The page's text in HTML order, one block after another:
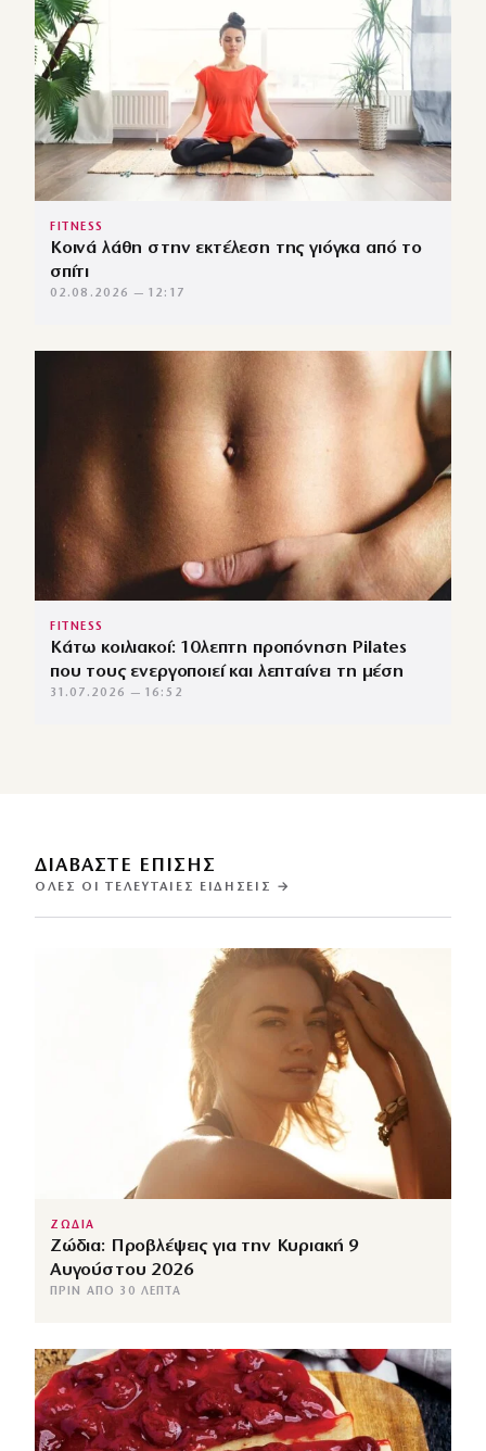
FITNESS
Κοινά λάθη στην εκτέλεση της γιόγκα από το
σπίτι
02.08.2026 — 12:17
FITNESS
Κάτω κοιλιακοί: 10λεπτη προπόνηση Pilates
που τους ενεργοποιεί και λεπταίνει τη μέση
31.07.2026 — 16:52
ΔΙΑΒΑΣΤΕ ΕΠΙΣΗΣ
ΌΛΕΣ ΟΙ ΤΕΛΕΥΤΑΊΕΣ ΕΙΔΉΣΕΙΣ →
ΖΩΔΙΑ
Ζώδια: Προβλέψεις για την Κυριακή 9
Αυγούστου 2026
ΠΡΙΝ ΑΠΌ 30 ΛΕΠΤΆ